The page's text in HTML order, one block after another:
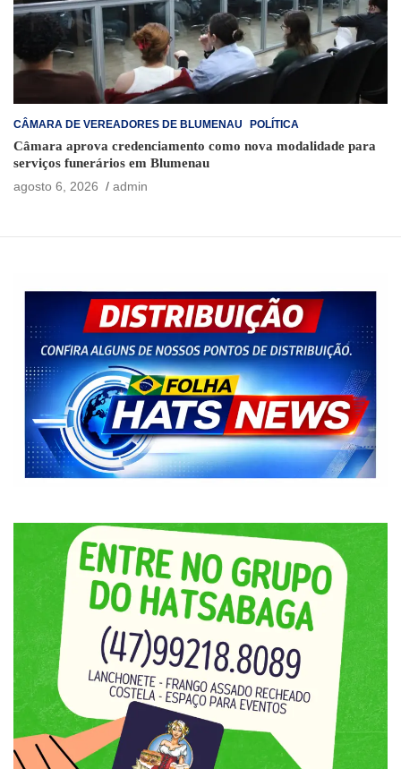
CÂMARA DE VEREADORES DE BLUMENAU POLÍTICA
Câmara aprova credenciamento como nova modalidade para
serviços funerários em Blumenau
agosto 6, 2026
admin